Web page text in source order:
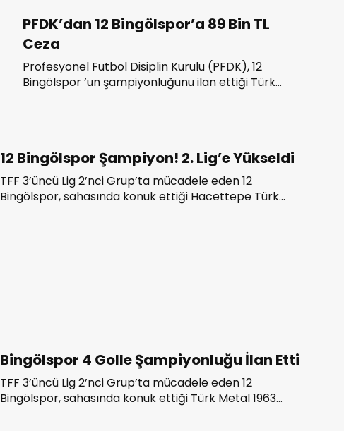
PFDK’dan 12 Bingölspor’a 89 Bin TL
Ceza
Profesyonel Futbol Disiplin Kurulu (PFDK), 12
Bingölspor ’un şampiyonluğunu ilan ettiği Türk
12 Bingölspor Şampiyon! 2. Lig’e Yükseldi
TFF 3’üncü Lig 2’nci Grup’ta mücadele eden 12
Bingölspor, sahasında konuk ettiği Hacettepe Türk
Bingölspor 4 Golle Şampiyonluğu İlan Etti
TFF 3’üncü Lig 2’nci Grup’ta mücadele eden 12
Bingölspor, sahasında konuk ettiği Türk Metal 1963